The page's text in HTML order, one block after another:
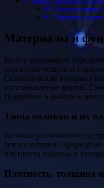
Как распознать
Признаки
Материалы и
Выбор материалов определяет теплоизоляцию и способность отводить влагу. Натуральная шерсть (например, меринос) сохраняет тепло при относительной влажности волокна до 30% за счёт
структуры чешуек и
Синтетические волокна
восстановление формы.
Подробнее о выборе и
Типы волокон и их
Волокна различаются по
теплоизоляции.
плотности полотна и
Плотность, толщина